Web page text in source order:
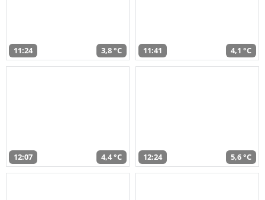
11:24 3,8 °C 11:41 4,1 °C
12:07 4,4 °C 12:24 5,6 °C